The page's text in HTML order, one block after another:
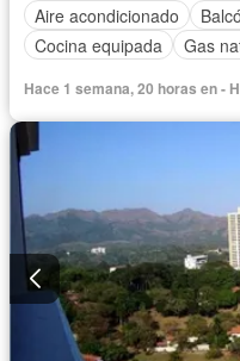
Aire acondicionado
Cocina equipada
Gas
Hace 1 semana, 20 horas en -